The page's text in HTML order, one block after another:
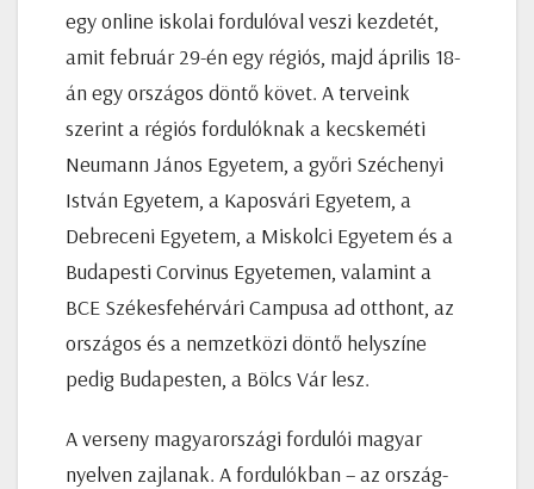
egy online iskolai fordulóval veszi kezdetét,
amit február 29-én egy régiós, majd április 18-
án egy országos döntő követ. A terveink
szerint a régiós fordulóknak a kecskeméti
Neumann János Egyetem, a győri Széchenyi
István Egyetem, a Kaposvári Egyetem, a
Debreceni Egyetem, a Miskolci Egyetem és a
Budapesti Corvinus Egyetemen, valamint a
BCE Székesfehérvári Campusa ad otthont, az
országos és a nemzetközi döntő helyszíne
pedig Budapesten, a Bölcs Vár lesz.
A verseny magyarországi fordulói magyar
nyelven zajlanak. A fordulókban – az ország­